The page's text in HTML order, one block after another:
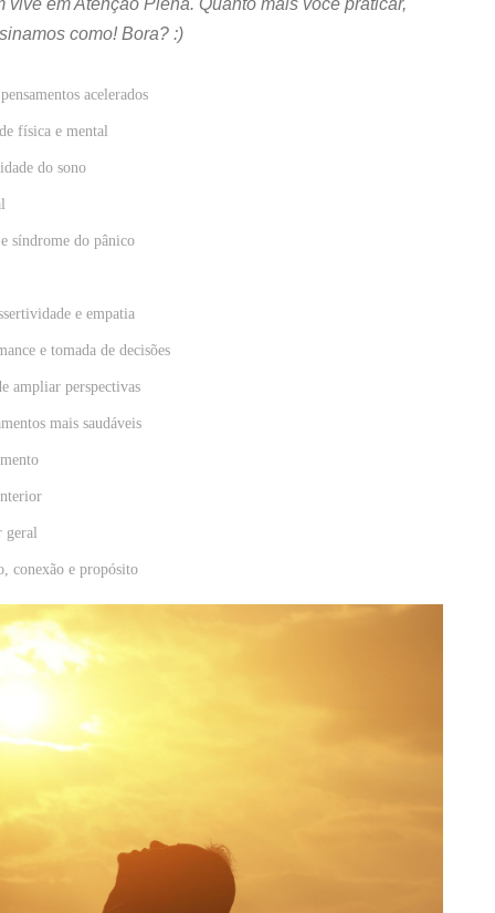
vive em Atenção Plena. Quanto mais você praticar,
como! Bora? :)
acelerados
física e mental
do sono
síndrome do pânico
e empatia
e tomada de decisões
ampliar perspectivas
mais saudáveis
geral
conexão e propósito